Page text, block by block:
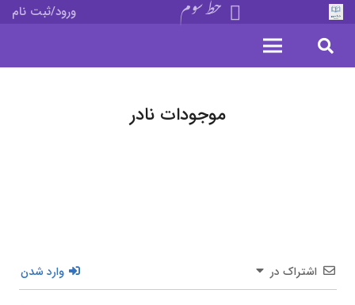
خط سوم ورود/ثبت نام
موجودات نادر
اشتراک در وارد شدن